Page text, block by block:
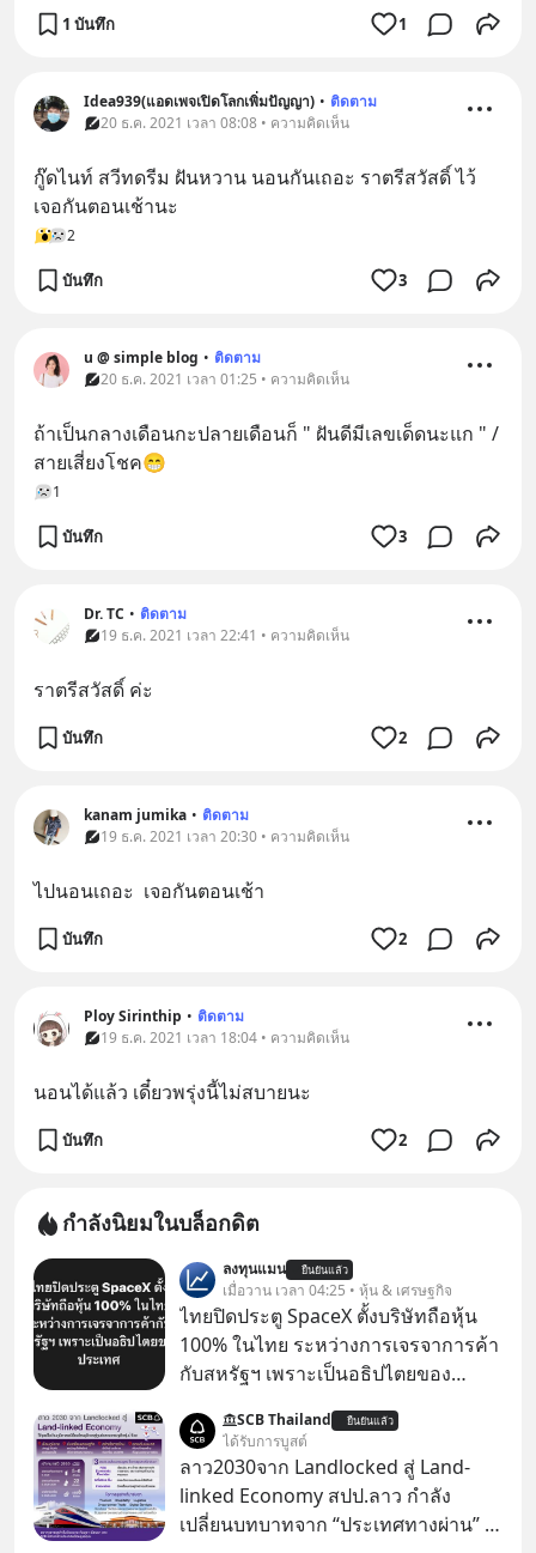
1 บันทึก 1
Idea939(แอดเพจเปิดโลกเพิ่มปัญญา) • ติดตาม
20 ธ.ค. 2021 เวลา 08:08 • ความคิดเห็น
กู๊ดไนท์ สวีทดรีม ฝันหวาน นอนกันเถอะ ราตรีสวัสดิ์ ไว้
เจอกันตอนเช้านะ
2
บันทึก 3
u @ simple blog • ติดตาม
20 ธ.ค. 2021 เวลา 01:25 • ความคิดเห็น
ถ้าเป็นกลางเดือนกะปลายเดือนก็ " ฝันดีมีเลขเด็ดนะแก " /
สายเสี่ยงโชค😁
1
บันทึก 3
Dr. TC • ติดตาม
19 ธ.ค. 2021 เวลา 22:41 • ความคิดเห็น
ราตรีสวัสดิ์ ค่ะ
บันทึก 2
kanam jumika • ติดตาม
19 ธ.ค. 2021 เวลา 20:30 • ความคิดเห็น
ไปนอนเถอะ  เจอกันตอนเช้า
บันทึก 2
Ploy Sirinthip • ติดตาม
19 ธ.ค. 2021 เวลา 18:04 • ความคิดเห็น
นอนได้แล้ว เดี๋ยวพรุ่งนี้ไม่สบายนะ
บันทึก 2
กำลังนิยมในบล็อกดิต
ลงทุนแมน ยืนยันแล้ว
เมื่อวาน เวลา 04:25 • หุ้น & เศรษฐกิจ
ไทยปิดประตู SpaceX ตั้งบริษัทถือหุ้น
100% ในไทย ระหว่างการเจรจาการค้า
กับสหรัฐฯ เพราะเป็นอธิปไตยของ
ประกาศจุดยืนชัดเจนว่า จะไม่อนุญาต
ให้บริษัทสหรัฐฯ ตั้งบริษัทโทรคมนาคม
ดาวเทียมที่ถือหุ้น 100% โดยชาวต่าง
ชาติ ในระหว่างการเจรจาการค้ากับ
SCB Thailand ยืนยันแล้ว
ได้รับการบูสต์
ลาว2030จาก Landlocked สู่ Land-
linked Economy สปป.ลาว กำลัง
เปลี่ยนบทบาทจาก “ประเทศทางผ่าน” สู่